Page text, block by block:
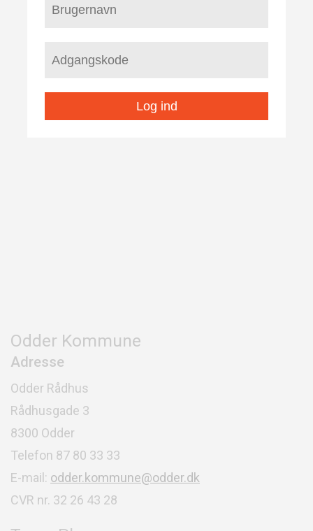
Log ind
Odder Kommune
Adresse
Odder Rådhus
Rådhusgade 3
8300 Odder
Telefon 87 80 33 33
E-mail: odder.kommune@odder.dk
CVR nr. 32 26 43 28